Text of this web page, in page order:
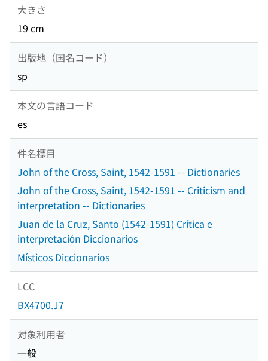
大きさ
19 cm
出版地（国名コード）
sp
本文の言語コード
es
件名標目
John of the Cross, Saint, 1542-1591 -- Dictionaries
John of the Cross, Saint, 1542-1591 -- Criticism and
interpretation -- Dictionaries
Juan de la Cruz, Santo (1542-1591) Crítica e
interpretación Diccionarios
Místicos Diccionarios
LCC
BX4700.J7
対象利用者
一般